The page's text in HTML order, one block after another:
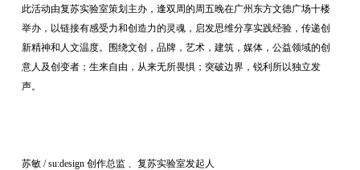
此活动由复苏实验室策划主办，逢双周的周五晚在广州东方文德广场十楼
举办，以链接有感受力和创造力的灵魂，启发思维分享实践经验，传递创
新精神和人文温度。围绕文创，品牌，艺术，建筑，媒体，公益领域的创
意人及创变者；生来自由，从来无所畏惧；突破边界，锐利所以独立发
声。
苏敏 / su:design 创作总监 、复苏实验室发起人